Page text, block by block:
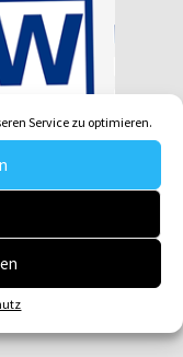
Service zu optimieren.
die Menschen zur